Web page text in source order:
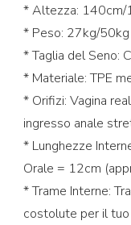
* Altezza:
* Peso: 27kg/
* Taglia del Seno:
* Materiale: TPE
* Orifizi: Vagina
ingresso anale
* Lunghezze
Orale = 12cm
* Trame Interne:
costolute per il